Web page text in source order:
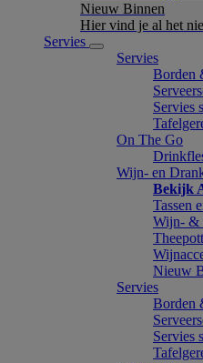
Nieuw Binnen
Hier vind je al het
Servies
Servies
Borden
Servies
On The Go
Wijn- en
Bekijk
Tassen
Wijn- &
Nieuw
Servies
Borden
Servies